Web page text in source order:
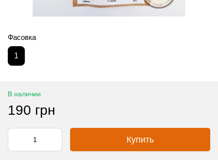
Фасовка
1
В наличии
190 грн
Купить